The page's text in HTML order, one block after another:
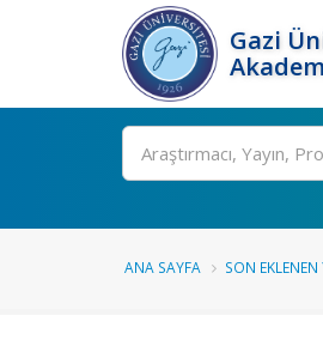
Gazi
Ara
ANA SAYFA SON EKLENEN